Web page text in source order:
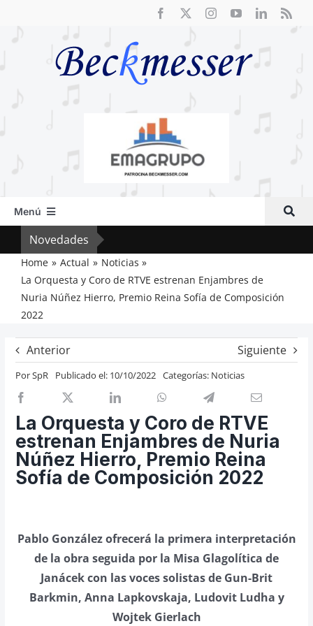
Menú
Inicio
Actual
Artículos
Entrevistas
Recomendación
Cosas de Beckmesser
Nosotros y privacidad
Buscar:
Novedades
Home Actual
Noticias
La Orquesta y Coro de RTVE estrenan Enjambres de
Nuria Núñez Hierro, Premio Reina Sofía de Composición
2022
Anterior Siguiente
PorSpR Publicado el: 10/10/2022 Categorías: Noticias
La Orquesta y Coro de RTVE
estrenan Enjambres de Nuria
Núñez Hierro, Premio Reina
Sofía de Composición 2022
Pablo González ofrecerá la primera interpretación
de la obra seguida por la Misa Glagolítica de
Janácek con las voces solistas de Gun-Brit
Barkmin, Anna Lapkovskaja, Ludovit Ludha y
Wojtek Gierlach